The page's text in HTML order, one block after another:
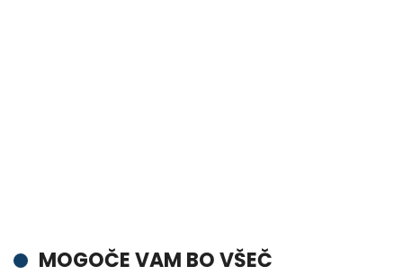
MOGOČE VAM BO VŠEČ